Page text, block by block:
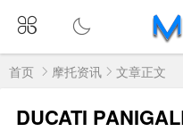
首页 摩托资讯 文章正文
DUCATI